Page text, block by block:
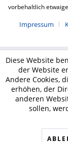
vorbehaltlich
Impressum
Diese Website
der Website
Andere Cookies,
erhöhen, der
anderen
sollen,